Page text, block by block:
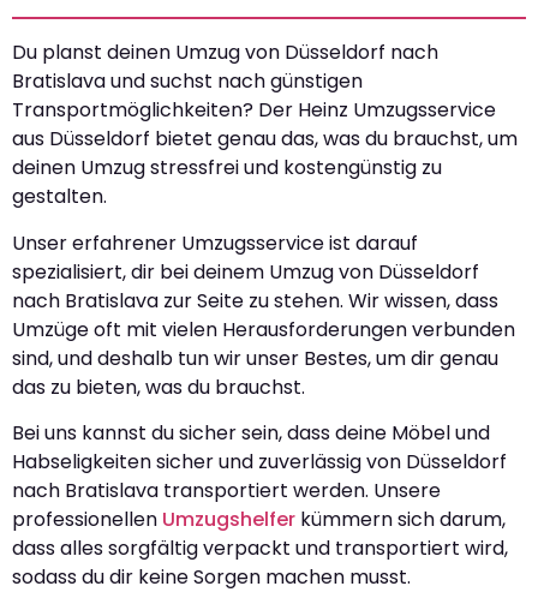
Du planst deinen Umzug von Düsseldorf nach
Bratislava und suchst nach günstigen
Transportmöglichkeiten? Der Heinz Umzugsservice
aus Düsseldorf bietet genau das, was du brauchst, um
deinen Umzug stressfrei und kostengünstig zu
gestalten.
Unser erfahrener Umzugsservice ist darauf
spezialisiert, dir bei deinem Umzug von Düsseldorf
nach Bratislava zur Seite zu stehen. Wir wissen, dass
Umzüge oft mit vielen Herausforderungen verbunden
sind, und deshalb tun wir unser Bestes, um dir genau
das zu bieten, was du brauchst.
Bei uns kannst du sicher sein, dass deine Möbel und
Habseligkeiten sicher und zuverlässig von Düsseldorf
nach Bratislava transportiert werden. Unsere
professionellen Umzugshelfer kümmern sich darum,
dass alles sorgfältig verpackt und transportiert wird,
sodass du dir keine Sorgen machen musst.